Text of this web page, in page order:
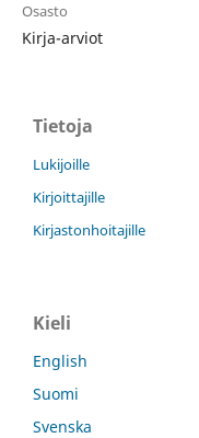
Osasto
Kirja-arviot
Tietoja
Lukijoille
Kirjoittajille
Kirjastonhoitajille
Kieli
English
Suomi
Svenska